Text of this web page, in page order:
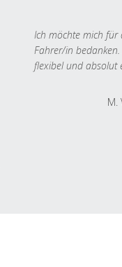
Ich möchte mich für
Fahrer/in
flexibel und absolut
M.